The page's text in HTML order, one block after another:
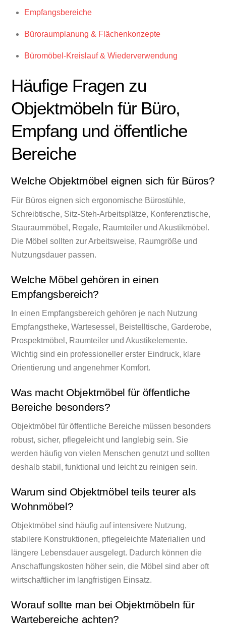
Empfangsbereiche
Büroraumplanung & Flächenkonzepte
Büromöbel-Kreislauf & Wiederverwendung
Häufige Fragen zu
Objektmöbeln für Büro,
Empfang und öffentliche
Bereiche
Welche Objektmöbel eignen sich für Büros?
Für Büros eignen sich ergonomische Bürostühle,
Schreibtische, Sitz-Steh-Arbeitsplätze, Konferenztische,
Stauraummöbel, Regale, Raumteiler und Akustikmöbel.
Die Möbel sollten zur Arbeitsweise, Raumgröße und
Nutzungsdauer passen.
Welche Möbel gehören in einen
Empfangsbereich?
In einen Empfangsbereich gehören je nach Nutzung
Empfangstheke, Wartesessel, Beistelltische, Garderobe,
Prospektmöbel, Raumteiler und Akustikelemente.
Wichtig sind ein professioneller erster Eindruck, klare
Orientierung und angenehmer Komfort.
Was macht Objektmöbel für öffentliche
Bereiche besonders?
Objektmöbel für öffentliche Bereiche müssen besonders
robust, sicher, pflegeleicht und langlebig sein. Sie
werden häufig von vielen Menschen genutzt und sollten
deshalb stabil, funktional und leicht zu reinigen sein.
Warum sind Objektmöbel teils teurer als
Wohnmöbel?
Objektmöbel sind häufig auf intensivere Nutzung,
stabilere Konstruktionen, pflegeleichte Materialien und
längere Lebensdauer ausgelegt. Dadurch können die
Anschaffungskosten höher sein, die Möbel sind aber oft
wirtschaftlicher im langfristigen Einsatz.
Worauf sollte man bei Objektmöbeln für
Wartebereiche achten?